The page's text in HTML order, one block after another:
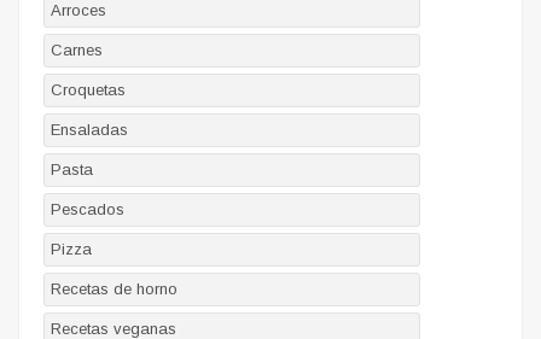
Arroces
Carnes
Croquetas
Ensaladas
Pasta
Pescados
Pizza
Recetas de horno
Recetas veganas